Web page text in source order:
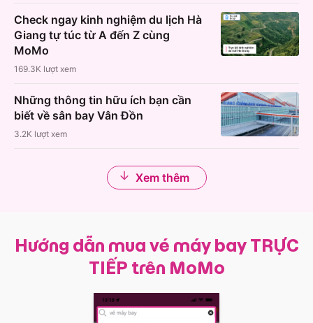
Check ngay kinh nghiệm du lịch Hà
Giang tự túc từ A đến Z cùng
MoMo
169.3K lượt xem
Những thông tin hữu ích bạn cần
biết về sân bay Vân Đồn
3.2K lượt xem
Xem thêm
Hướng dẫn mua vé máy bay TRỰC
TIẾP trên MoMo